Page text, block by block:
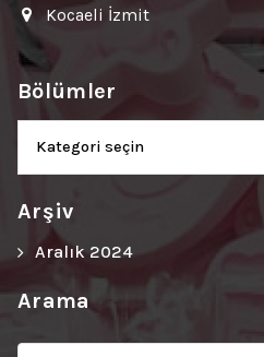
Kocaeli İzmit
Bölümler
Bölümler
Arşiv
Aralık 2024
Arama
Ara: